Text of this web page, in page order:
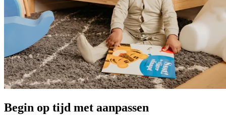
Begin op tijd met aanpassen